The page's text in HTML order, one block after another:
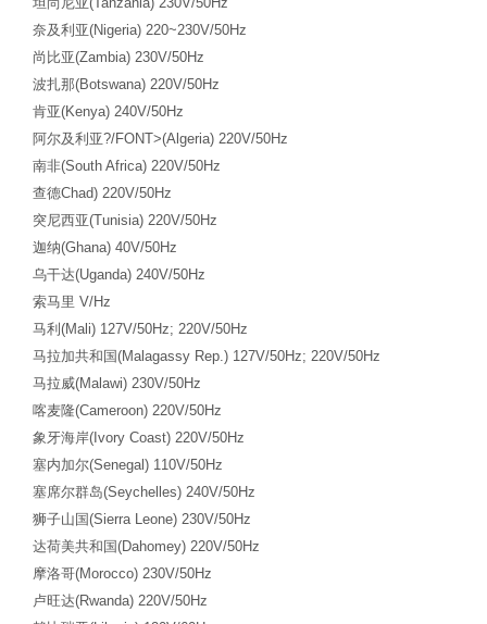
奈及利亚(Nigeria) 220~230V/50Hz
尚比亚(Zambia) 230V/50Hz
波扎那(Botswana) 220V/50Hz
肯亚(Kenya) 240V/50Hz
阿尔及利亚?/FONT>(Algeria) 220V/50Hz
南非(South Africa) 220V/50Hz
查德Chad) 220V/50Hz
突尼西亚(Tunisia) 220V/50Hz
迦纳(Ghana) 40V/50Hz
乌干达(Uganda) 240V/50Hz
索马里 V/Hz
马利 (Mali) 127V/50Hz; 220V/50Hz
马拉加共和国(Malagassy Rep.) 127V/50Hz; 220V/50Hz
马拉威(Malawi) 230V/50Hz
喀麦隆(Cameroon) 220V/50Hz
象牙海岸(Ivory Coast) 220V/50Hz
塞内加尔(Senegal) 110V/50Hz
塞席尔群岛(Seychelles) 240V/50Hz
狮子山国(Sierra Leone) 230V/50Hz
达荷美共和国(Dahomey) 220V/50Hz
摩洛哥(Morocco) 230V/50Hz
卢旺达(Rwanda) 220V/50Hz